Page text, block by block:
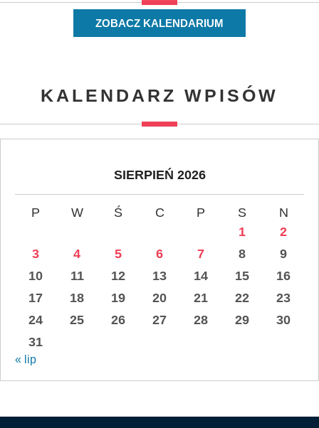
ZOBACZ KALENDARIUM
KALENDARZ WPISÓW
SIERPIEŃ 2026
P W Ś C P S
N
1
2
3
4 5 6 7 8
9
10
11 12 13 14 15
16
17
18 19 20 21 22
23
24
25 26 27 28 29
30
31
« lip